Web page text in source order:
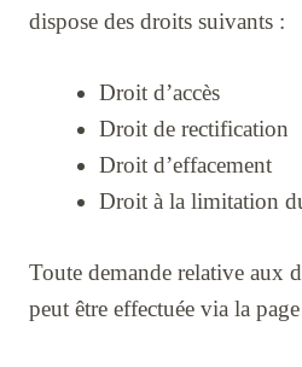
dispose des droits suivants :
Droit d’accès
Droit de rectification
Droit d’effacement
Droit à la limitation
Toute demande relative aux
peut être effectuée via la